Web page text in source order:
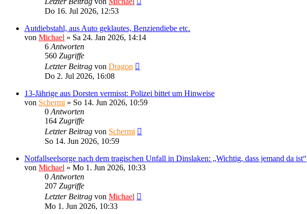
Do 16. Jul 2026, 12:53
Autdiebstahl, aus Auto geklautes, Benziendiebe etc.
von Michael » Sa 24. Jan 2026, 14:14
6 Antworten
560 Zugriffe
Letzter Beitrag von Dragon
Do 2. Jul 2026, 16:08
13-Jährige aus Dorsten vermisst: Polizei bittet um Hinweise
von Schermi » So 14. Jun 2026, 10:59
0 Antworten
164 Zugriffe
Letzter Beitrag von Schermi
So 14. Jun 2026, 10:59
Notfallseelsorge nach dem tragischen Unfall in Dinslaken: „Wichtig, dass jemand da ist“
von Michael » Mo 1. Jun 2026, 10:33
0 Antworten
207 Zugriffe
Letzter Beitrag von Michael
Mo 1. Jun 2026, 10:33